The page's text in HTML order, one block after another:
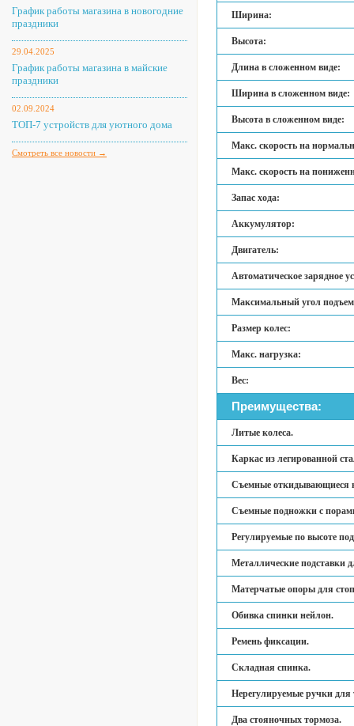
График работы магазина в новогодние
праздники
29.04.2025
График работы магазина в майские
праздники
02.09.2024
ТОП-7 устройств для уютного дома
Смотреть все новости →
Ширина:
Высота:
Длина в сложенном виде:
Ширина в сложенном виде:
Высота в сложенном виде:
Макс. скорость на
Макс. скорость на
Запас хода:
Аккумулятор:
Двигатель:
Автоматическое зарядное
Максимальный угол
Размер колес:
Макс. нагрузка:
Вес:
Преимущества:
Литые колеса.
Каркас из легированной
Съемные откидывающиеся
Съемные подножки с
Регулируемые по высоте
Металлические подставки
Матерчатые опоры для
Обивка спинки нейлон.
Ремень фиксации.
Складная спинка.
Нерегулируемые ручки для
Два стояночных тормоза.